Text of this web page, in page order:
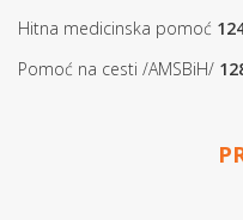
Hitna medicinska pomoć
Pomoć na cesti /AMSBiH/